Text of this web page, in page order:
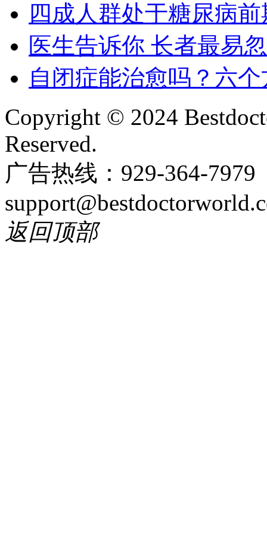
四成人群处于糖尿病
医生告诉你 长者最易
自闭症能治愈吗？六
Copyright © 2024
Reserved.
广告热线：929-364-
返回顶部